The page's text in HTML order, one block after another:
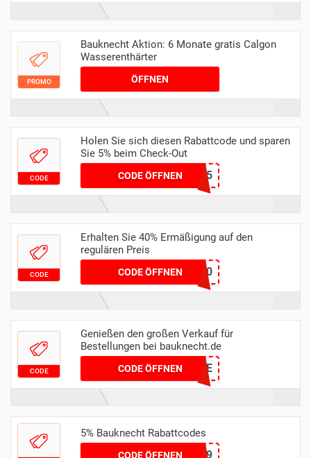
PROMO
Bauknecht Aktion: 6 Monate gratis Calgon
Wasserenthärter
ÖFFNEN
CODE
Holen Sie sich diesen Rabattcode und sparen
Sie 5% beim Check-Out
CODE ÖFFNENspuelen5
CODE
Erhalten Sie 40% Ermäßigung auf den
regulären Preis
CODE ÖFFNENCRISP40
CODE
Genießen den großen Verkauf für
Bestellungen bei bauknecht.de
CODE ÖFFNEN9867406E
5% Bauknecht Rabattcodes
CODE ÖFFNENBK5W619